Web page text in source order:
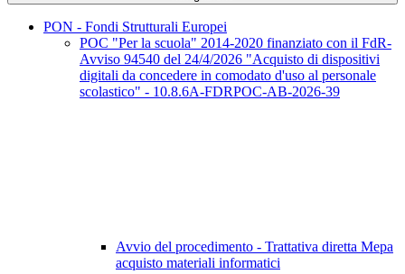
PON - Fondi Strutturali Europei
POC "Per la scuola" 2014-2020 finanziato con il FdR-
Avviso 94540 del 24/4/2026 "Acquisto di dispositivi
digitali da concedere in comodato d'uso al personale
scolastico" - 10.8.6A-FDRPOC-AB-2026-39
Avvio del procedimento - Trattativa diretta Mepa
acquisto materiali informatici